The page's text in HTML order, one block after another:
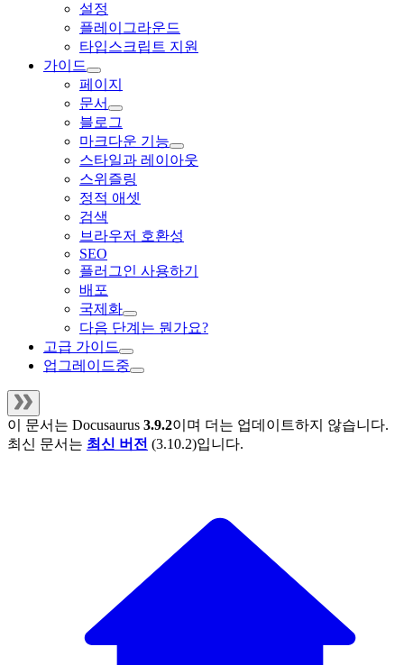
설정
플레이그라운드
타입스크립트 지원
가이드
페이지
문서
블로그
마크다운 기능
스타일과 레이아웃
스위즐링
정적 애셋
검색
브라우저 호환성
SEO
플러그인 사용하기
배포
국제화
다음 단계는 뭔가요?
고급 가이드
업그레이드중
이 문서는 Docusaurus 3.9.2이며 더는 업데이트하지 않습니다.
최신 문서는 최신 버전 (3.10.2)입니다.